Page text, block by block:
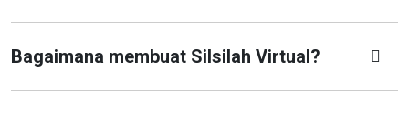
Bagaimana membuat Silsilah Virtual?